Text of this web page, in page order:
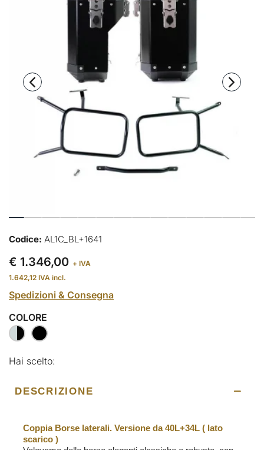
Codice: AL1C_BL+1641
€ 1.346,00 + IVA
1.642,12 IVA incl.
Spedizioni & Consegna
COLORE
Hai scelto:
DESCRIZIONE
Coppia Borse laterali. Versione da 40L+34L ( lato
scarico )